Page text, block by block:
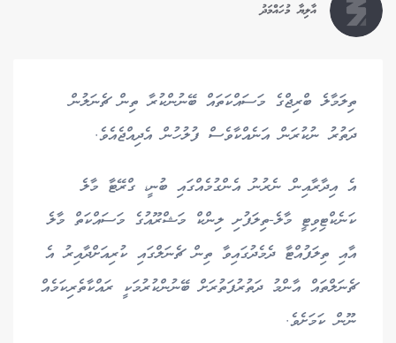
އާލިޔާ މުހައްމަދު
ތިލަމާލެ ބްރިޖްގެ މަސައްކަތައް ބޭނުންކުރާ ތިން ޗެނަލުން
ދަތުރު ނުކުރަން އަނެއްކާވެސް ފުލުހުން އެދިއްޖެއެވެ.
އެ އިދާރާއިން ނެރުނު އެންގުމެއްގައި ބުނީ، ގްރޭޓާ މާލެ
ކަނެކްޓިވިޓީ މާލެ-ތިލަފުށި ލިންކް މަޝްރޫއުގެ މަސައްކަތް މާލެ
އާއި ތިލަފުއްޓާ ދެމެދުގައިވާ ތިން ޗެނަލްގައި ކުރިއަށްދާއިރު އެ
ޗެނަލްތައް އާންމު ދަތުރުފަތުރަށް ބޭނުންކުރުމަކީ ރައްކާތެރިކަމެއް
ނޫން ކަމަށެވެ.